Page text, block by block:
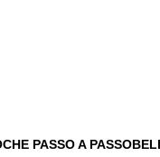
PASSO A PASSO